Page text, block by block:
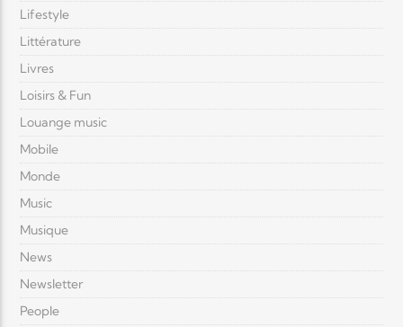
Lifestyle
Littérature
Livres
Loisirs & Fun
Louange music
Mobile
Monde
Music
Musique
News
Newsletter
People